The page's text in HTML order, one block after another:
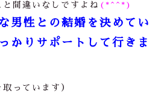
間違いなしですよね (*^^*)
男性との結婚を決めてい
かりサポートして行きま
っています）